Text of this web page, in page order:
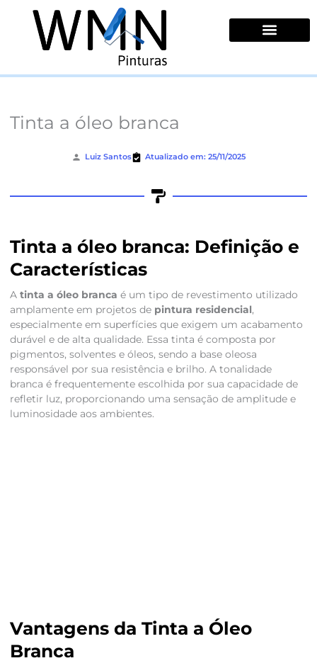
conteúdo
Tinta a óleo branca
Luiz Santos Atualizado em: 25/11/2025
Tinta a óleo branca: Definição e
Características
A tinta a óleo branca é um tipo de revestimento utilizado
amplamente em projetos de pintura residencial,
especialmente em superfícies que exigem um acabamento
durável e de alta qualidade. Essa tinta é composta por
pigmentos, solventes e óleos, sendo a base oleosa
responsável por sua resistência e brilho. A tonalidade
branca é frequentemente escolhida por sua capacidade de
refletir luz, proporcionando uma sensação de amplitude e
luminosidade aos ambientes.
Vantagens da Tinta a Óleo
Branca